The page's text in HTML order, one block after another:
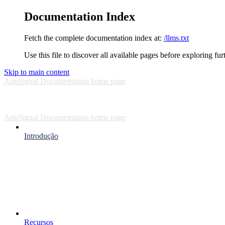
Documentation Index
Fetch the complete documentation index at: /llms.txt
Use this file to discover all available pages before exploring
Skip to main content
AppSignal Documentation home page
AppSignal Documentation home page
Introdução
Recursos